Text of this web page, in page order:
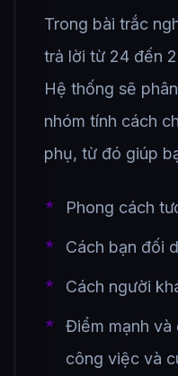
Trong bài trắc
trả lời từ 24 đến
Hệ thống sẽ
nhóm tính cách
phụ, từ đó giúp
Phong cách
Cách bạn đối
Cách người
Điểm mạnh và
công việc và